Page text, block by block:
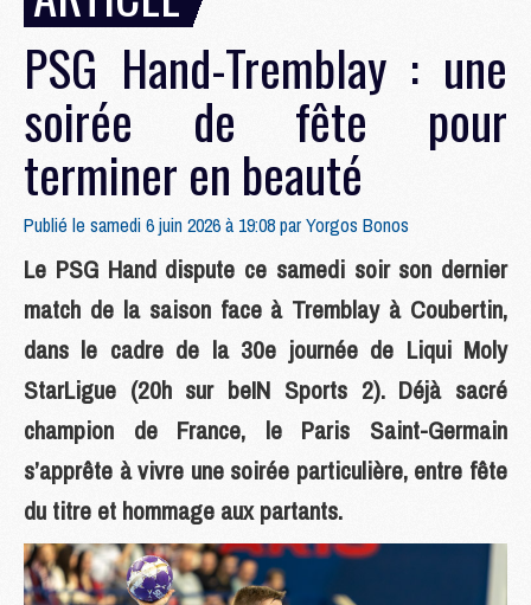
PSG Hand-Tremblay : une
soirée de fête pour
terminer en beauté
Publié le samedi 6 juin 2026 à 19:08 parYorgos Bonos
Le PSG Hand dispute ce samedi soir son dernier
match de la saison face à Tremblay à Coubertin,
dans le cadre de la 30e journée de Liqui Moly
StarLigue (20h sur beIN Sports 2). Déjà sacré
champion de France, le Paris Saint-Germain
s’apprête à vivre une soirée particulière, entre fête
du titre et hommage aux partants.